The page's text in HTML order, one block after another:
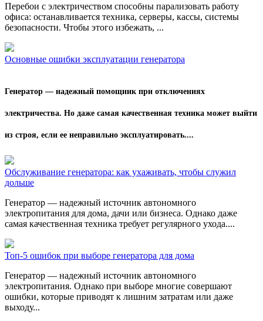
Перебои с электричеством способны парализовать работу
офиса: останавливается техника, серверы, кассы, системы
безопасности. Чтобы этого избежать, ...
Основные ошибки эксплуатации генератора
Генератор — надежный помощник при отключениях
электричества. Но даже самая качественная техника может выйти
из строя, если ее неправильно эксплуатировать....
Обслуживание генератора: как ухаживать, чтобы служил
дольше
Генератор — надежный источник автономного
электропитания для дома, дачи или бизнеса. Однако даже
самая качественная техника требует регулярного ухода....
Топ-5 ошибок при выборе генератора для дома
Генератор — надежный источник автономного
электропитания. Однако при выборе многие совершают
ошибки, которые приводят к лишним затратам или даже
выходу...